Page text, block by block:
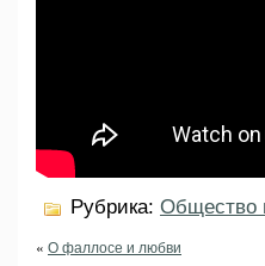
Рубрика: Общество
« О фаллосе и любви